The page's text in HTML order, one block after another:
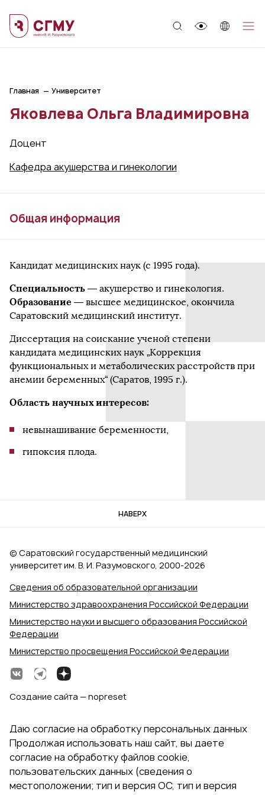
Главная Университет
Яковлева Ольга Владимировна
Доцент
Кафедра акушерства и гинекологии
Общая информация
Кандидат медицинских наук (с 1995 года).
Специальность — акушерство и гинекология.
Образование — высшее медицинское, окончила
Саратовский медицинский институт.
Диссертация на соискание ученой степени
кандидата медицинских наук „Коррекция
функциональных и метаболических расстройств при
анемии беременных“ (Саратов, 1995 г.).
Область научных интересов:
невынашивание беременности,
гипоксия плода.
НАВЕРХ
Сведения об образовательной организации
Министерство здравоохранения Российской Федерации
Министерство науки и высшего образования Российской
Федерации
Министерство просвещения Российской Федерации
© Саратовский государственный медицинский
университет им. В. И. Разумовского, 2000‑2026
Создание сайта — nopreset
Даю согласие на обработку персональных данных
Продолжая использовать наш сайт, вы даете
согласие на обработку файлов cookie,
пользовательских данных (сведения о
местоположении; тип и версия ОС, тип и версия